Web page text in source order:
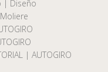
| Diseño
| AUTOGIRO